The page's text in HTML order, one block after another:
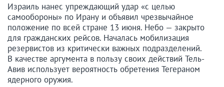
Израиль нанес упреждающий удар «с целью
самообороны» по Ирану и объявил чрезвычайное
положение по всей стране 13 июня. Небо — закрыто
для гражданских рейсов. Началась мобилизация
резервистов из критически важных подразделений.
В качестве аргумента в пользу своих действий Тель-
Авив использует вероятность обретения Тегераном
ядерного оружия.